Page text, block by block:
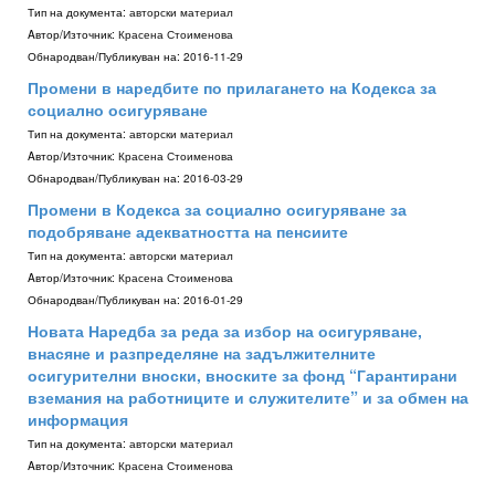
Тип на документа: авторски материал
Aвтор/Източник: Красена Стоименова
Обнародван/Публикуван на: 2016-11-29
Промени в наредбите по прилагането на Кодекса за
социално осигуряване
Тип на документа: авторски материал
Aвтор/Източник: Красена Стоименова
Обнародван/Публикуван на: 2016-03-29
Промени в Кодекса за социално осигуряване за
подобряване адекватността на пенсиите
Тип на документа: авторски материал
Aвтор/Източник: Красена Стоименова
Обнародван/Публикуван на: 2016-01-29
Новата Наредба за реда за избор на осигуряване,
внасяне и разпределяне на задължителните
осигурителни вноски, вноските за фонд “Гарантирани
вземания на работниците и служителите” и за обмен на
информация
Тип на документа: авторски материал
Aвтор/Източник: Красена Стоименова